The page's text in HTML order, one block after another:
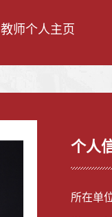
教师个人主页
个人
所在单